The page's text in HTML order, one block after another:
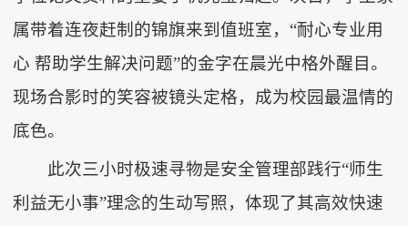
属带着连夜赶制的锦旗来到值班室，“耐心专业用
心 帮助学生解决问题”的金字在晨光中格外醒目。
现场合影时的笑容被镜头定格，成为校园最温情的
底色。
此次三小时极速寻物是安全管理部践行“师生
利益无小事”理念的生动写照，体现了其高效快速